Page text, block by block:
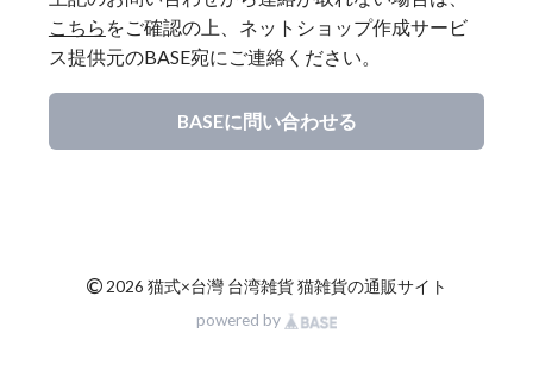
こちら をご確認の上、ネットショップ作成サービ
ス提供元のBASE宛にご連絡ください。
BASEに問い合わせる
© 2026 猫式×台灣 台湾雑貨 猫雑貨の通販サイト
powered by